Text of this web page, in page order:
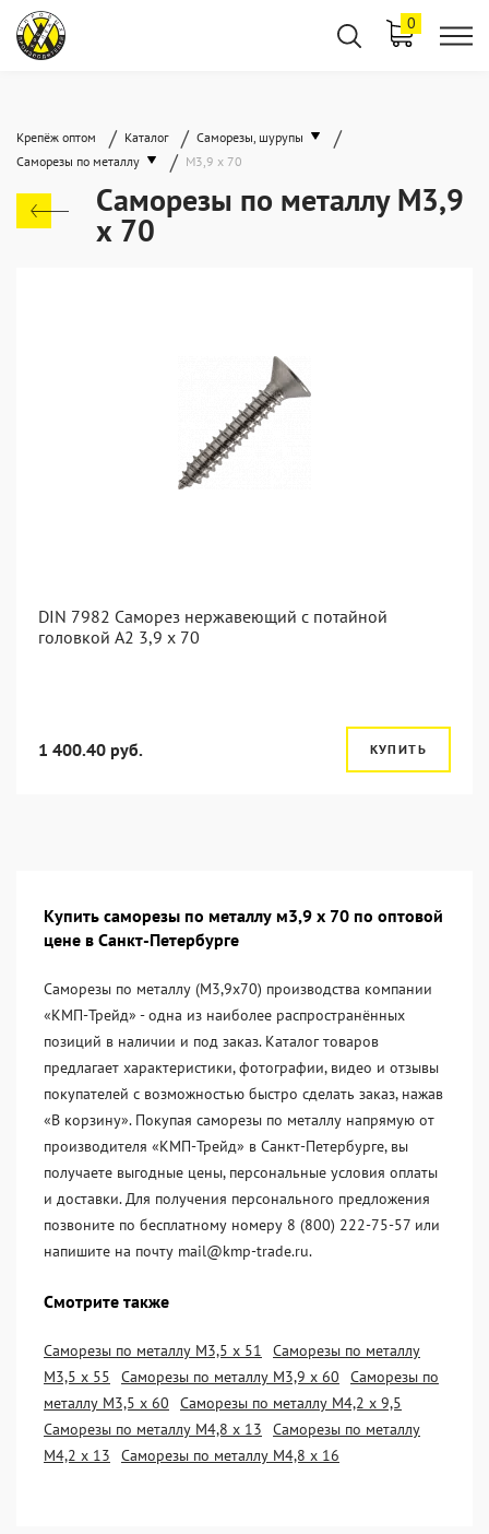
0
Крепёж оптом / Каталог / Саморезы, шурупы /
Саморезы по металлу / М3,9 х 70
Саморезы по металлу М3,9
х 70
DIN 7982 Саморез нержавеющий с потайной
головкой А2 3,9 x 70
1 400.40 руб. КУПИТЬ
Купить саморезы по металлу м3,9 х 70 по оптовой
цене в Санкт-Петербурге
Саморезы по металлу (М3,9х70) производства компании
«KМП-Трейд» - одна из наиболее распространённых
позиций в наличии и под заказ. Каталог товаров
предлагает характеристики, фотографии, видео и отзывы
покупателей с возможностью быстро сделать заказ, нажав
«В корзину». Покупая саморезы по металлу напрямую от
производителя «KМП-Трейд» в Санкт-Петербурге, вы
получаете выгодные цены, персональные условия оплаты
и доставки. Для получения персонального предложения
позвоните по бесплатному номеру 8 (800) 222-75-57 или
напишите на почту mail@kmp-trade.ru.
Смотрите также
Саморезы по металлу М3,5 х 51
Саморезы по металлу
М3,5 х 55
Саморезы по металлу М3,9 х 60
Саморезы по
металлу М3,5 х 60
Саморезы по металлу М4,2 х 9,5
Саморезы по металлу М4,8 х 13
Саморезы по металлу
М4,2 х 13
Саморезы по металлу М4,8 х 16